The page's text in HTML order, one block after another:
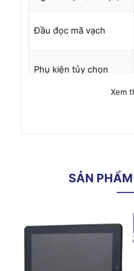
Đầu đọc mã vạch
Phụ kiện tủy chọn
Chuẩn môi trường khắc nghiệt
Độ bền
Xem
SẢN